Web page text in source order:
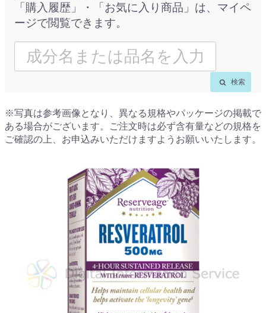
「購入履歴」・「お気に入り商品」は、マイペ
ージで閲覧できます。
検索
※写真は参考画像となり、異なる規格やパッケージの掲載で
ある場合がございます。ご注文時は必ず含有量などの規格を
ご確認の上、お申込みいただけますようお願いいたします。